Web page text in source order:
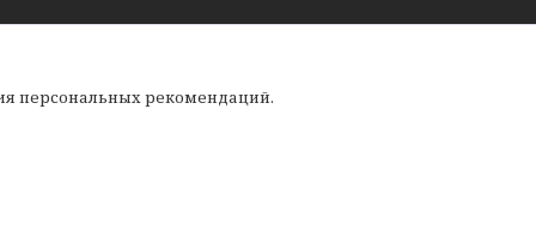
персональных рекомендаций.